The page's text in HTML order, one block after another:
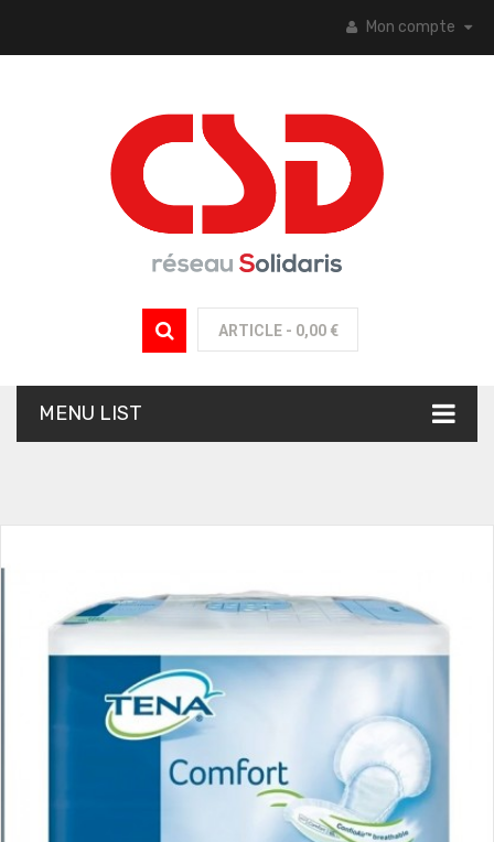
Mon compte
ARTICLE - 0,00 €
MENU LIST